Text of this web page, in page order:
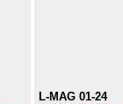
L-MAG 01-24